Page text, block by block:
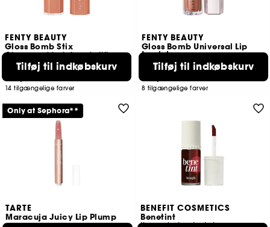
FENTY BEAUTY
Gloss Bomb Stix
Gloss med højglans i stift
103
169,00 KR
14 tilgængelige farver
Tilføj til indkøbskurv
FENTY BEAUTY
Gloss Bomb Universal Lip
Luminizer
13256
199,00 KR
8 tilgængelige farver
Tilføj til indkøbskurv
TARTE
Maracuja Juicy Lip Plump
Only at Sephora**
BENEFIT COSMETICS
Benetint